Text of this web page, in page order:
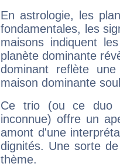
En astrologie, les
fondamentales, les
maisons indiquent
planète dominante
dominant reflète
maison dominante
Ce trio (ou ce duo
inconnue) offre un
amont d'une
dignités. Une sorte
thème.